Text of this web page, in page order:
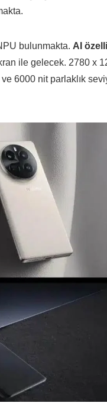
bulunmakta. AI
ile gelecek. 2780 x
6000 nit parlaklık